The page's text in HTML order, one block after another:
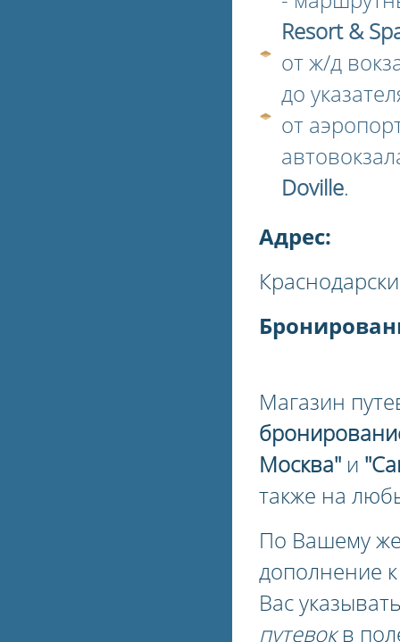
Resort &
от ж/д
до
от
Doville.
Адрес:
Магазин
Москва" и
также на
По Вашему
дополнение
Вас
путевокв